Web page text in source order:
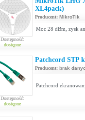
Dostępność:
dostępne
XL4pack)
Producent: MikroTik
Moc 28 dBm, zysk
Dostępność:
dostępne
Patchcord STP
Producent: brak
Patchcord